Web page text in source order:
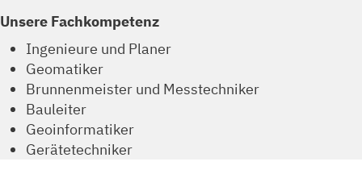
Unsere Fachkompetenz
Ingenieure und Planer
Geomatiker
Brunnenmeister und Messtechniker
Bauleiter
Geoinformatiker
Gerätetechniker